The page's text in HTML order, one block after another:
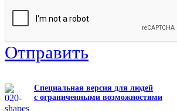
Отправить
Специальная версия для людей
с ограниченными возможностями